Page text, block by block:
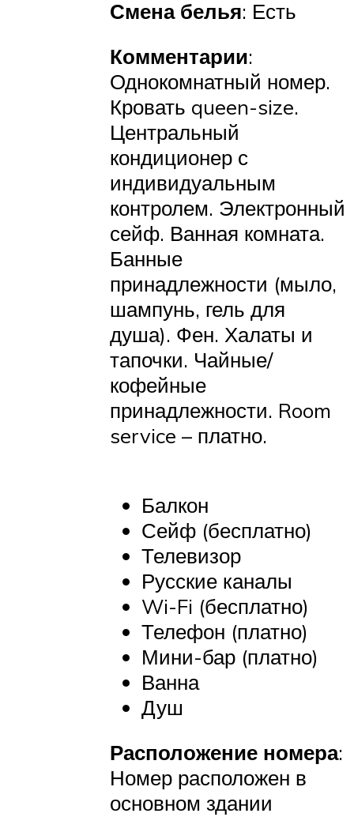
Смена белья: Есть
Комментарии:
Однокомнатный номер.
Кровать queen-size.
Центральный
кондиционер с
индивидуальным
контролем. Электронный
сейф. Ванная комната.
Банные
принадлежности (мыло,
шампунь, гель для
душа). Фен. Халаты и
тапочки. Чайные/
кофейные
принадлежности. Room
service – платно.
Балкон
Сейф (бесплатно)
Телевизор
Русские каналы
Wi-Fi (бесплатно)
Телефон (платно)
Мини-бар (платно)
Ванна
Душ
Расположение номера:
Номер расположен в
основном здании